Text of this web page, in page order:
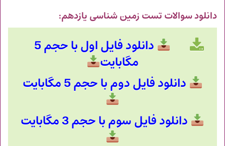
دانلود سوالات تست زمین شناسی یازدهم:
دانلود فایل اول با حجم 5
مگابایت
دانلود فایل دوم با حجم 5 مگابایت
دانلود فایل سوم با حجم 3 مگابایت